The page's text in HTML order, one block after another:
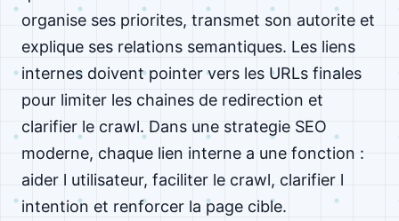
organise ses priorites, transmet son autorite et
explique ses relations semantiques. Les liens
internes doivent pointer vers les URLs finales
pour limiter les chaines de redirection et
clarifier le crawl. Dans une strategie SEO
moderne, chaque lien interne a une fonction :
aider l utilisateur, faciliter le crawl, clarifier l
intention et renforcer la page cible.